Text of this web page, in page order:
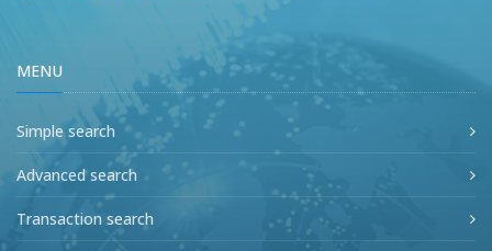
MENU
Simple search
Advanced search
Transaction search